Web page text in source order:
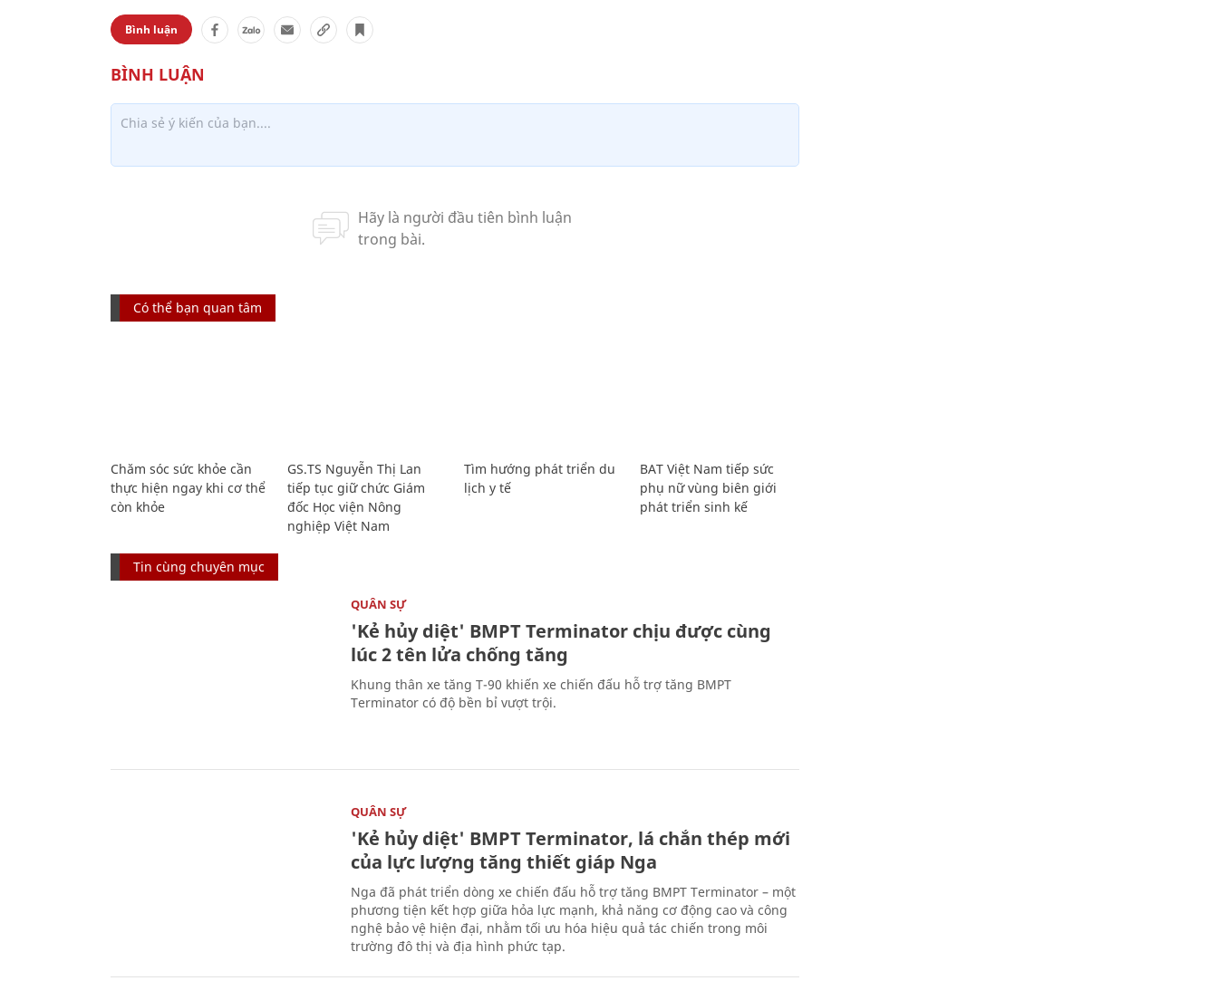
Bình luận
Có thể bạn quan tâm
Chăm sóc sức khỏe cần
thực hiện ngay khi cơ thể
còn khỏe
GS.TS Nguyễn Thị Lan
tiếp tục giữ chức Giám
đốc Học viện Nông
nghiệp Việt Nam
Tìm hướng phát triển du
lịch y tế
BAT Việt Nam tiếp sức
phụ nữ vùng biên giới
phát triển sinh kế
Tin cùng chuyên mục
QUÂN SỰ
'Kẻ hủy diệt' BMPT Terminator chịu được cùng
lúc 2 tên lửa chống tăng
Khung thân xe tăng T-90 khiến xe chiến đấu hỗ trợ tăng BMPT
Terminator có độ bền bỉ vượt trội.
QUÂN SỰ
'Kẻ hủy diệt' BMPT Terminator, lá chắn thép mới
của lực lượng tăng thiết giáp Nga
Nga đã phát triển dòng xe chiến đấu hỗ trợ tăng BMPT Terminator – một
phương tiện kết hợp giữa hỏa lực mạnh, khả năng cơ động cao và công
nghệ bảo vệ hiện đại, nhằm tối ưu hóa hiệu quả tác chiến trong môi
trường đô thị và địa hình phức tạp.